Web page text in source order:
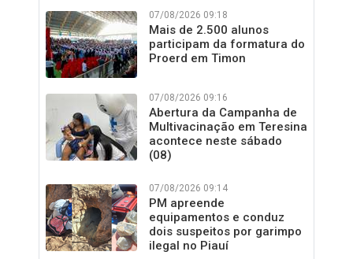
07/08/2026 09:18
Mais de 2.500 alunos
participam da formatura do
Proerd em Timon
07/08/2026 09:16
Abertura da Campanha de
Multivacinação em Teresina
acontece neste sábado
(08)
07/08/2026 09:14
PM apreende
equipamentos e conduz
dois suspeitos por garimpo
ilegal no Piauí